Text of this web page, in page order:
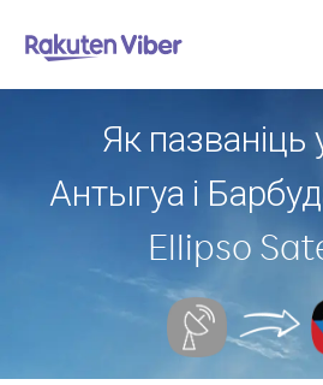
Як пазваніць
Антыгуа і
Ellipso